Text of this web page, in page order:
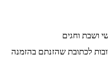
לכתובת שהזנתם בהזמנה